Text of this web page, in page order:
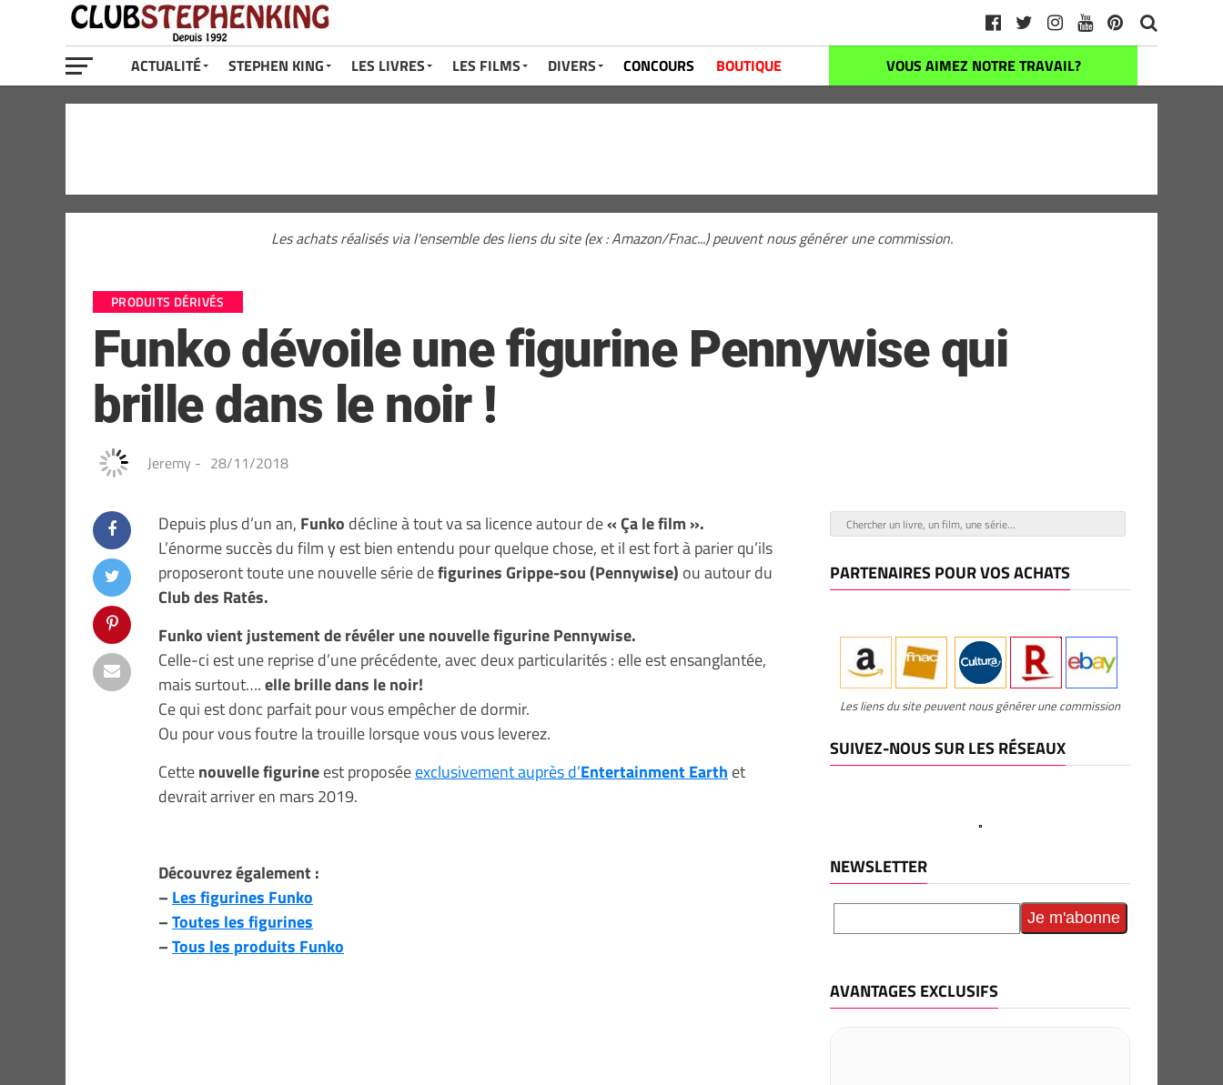
ACTUALITÉ STEPHEN KING LES LIVRES LES FILMS DIVERS CONCOURS BOUTIQUE VOUS AIMEZ NOTRE TRAVAIL?
Les achats réalisés via l'ensemble des liens du site (ex : Amazon/Fnac...) peuvent nous générer une commission.
PRODUITS DÉRIVÉS
Funko dévoile une figurine Pennywise qui
brille dans le noir !
Jeremy - 28/11/2018
Depuis plus d’un an, Funko décline à tout va sa licence autour de« Ça le film ».
L’énorme succès du film y est bien entendu pour quelque chose, et il est fort à parier qu’ils
proposeront toute une nouvelle série defigurines Grippe-sou (Pennywise) ou autour du
Club des Ratés.
Funko vient justement de révéler une nouvelle figurine Pennywise.
Celle-ci est une reprise d’une précédente, avec deux particularités : elle est ensanglantée,
mais surtout….elle brille dans le noir!
Ce qui est donc parfait pour vous empêcher de dormir.
Ou pour vous foutre la trouille lorsque vous vous leverez.
Cettenouvelle figurineest proposéeexclusivement auprès d’Entertainment Earth et
devrait arriver en mars 2019.
Découvrez également :
– Les figurines Funko
–Toutes les figurines
–Tous les produits Funko
PARTENAIRES POUR VOS ACHATS
Les liens du site peuvent nous générer une commission
SUIVEZ-NOUS SUR LES RÉSEAUX
NEWSLETTER
AVANTAGES EXCLUSIFS